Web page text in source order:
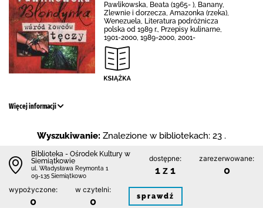
Pawlikowska, Beata (1965- ), Banany,
Zlewnie i dorzecza, Amazonka (rzeka),
Wenezuela, Literatura podróżnicza
polska od 1989 r., Przepisy kulinarne,
1901-2000, 1989-2000, 2001-
Więcej informacji
Wyszukiwanie: Znalezione w bibliotekach: 23 .
Biblioteka - Ośrodek Kultury w
Siemiątkowie
ul. Władysława Reymonta 1
09-135 Siemiątkowo
dostępne:
1 z 1
zarezerwowane:
0
wypożyczone:
0
w czytelni:
0 sprawdź